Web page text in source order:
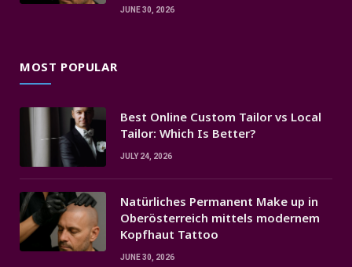
JUNE 30, 2026
MOST POPULAR
Best Online Custom Tailor vs Local
Tailor: Which Is Better?
JULY 24, 2026
Natürliches Permanent Make up in
Oberösterreich mittels modernem
Kopfhaut Tattoo
JUNE 30, 2026